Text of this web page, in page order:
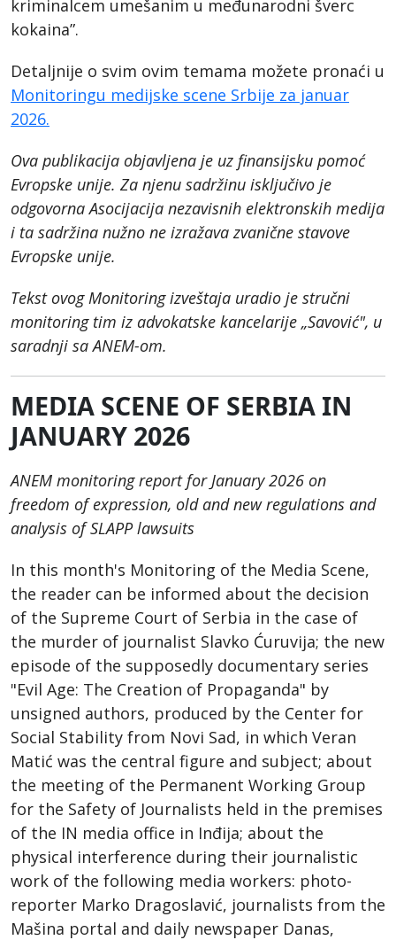
kriminalcem umešanim u međunarodni šverc
kokaina”.
Detaljnije o svim ovim temama možete pronaći u
Monitoringu medijske scene Srbije za januar
2026.
Ova publikacija objavljena je uz finansijsku pomoć
Evropske unije. Za njenu sadržinu isključivo je
odgovorna Asocijacija nezavisnih elektronskih medija
i ta sadržina nužno ne izražava zvanične stavove
Evropske unije.
Tekst ovog Monitoring izveštaja uradio je stručni
monitoring tim iz advokatske kancelarije „Savović", u
saradnji sa ANEM-om.
MEDIA SCENE OF SERBIA IN
JANUARY 2026
ANEM monitoring report for January 2026 on
freedom of expression, old and new regulations and
analysis of SLAPP lawsuits
In this month's Monitoring of the Media Scene,
the reader can be informed about the decision
of the Supreme Court of Serbia in the case of
the murder of journalist Slavko Ćuruvija; the new
episode of the supposedly documentary series
"Evil Age: The Creation of Propaganda" by
unsigned authors, produced by the Center for
Social Stability from Novi Sad, in which Veran
Matić was the central figure and subject; about
the meeting of the Permanent Working Group
for the Safety of Journalists held in the premises
of the IN media office in Inđija; about the
physical interference during their journalistic
work of the following media workers: photo-
reporter Marko Dragoslavić, journalists from the
Mašina portal and daily newspaper Danas,